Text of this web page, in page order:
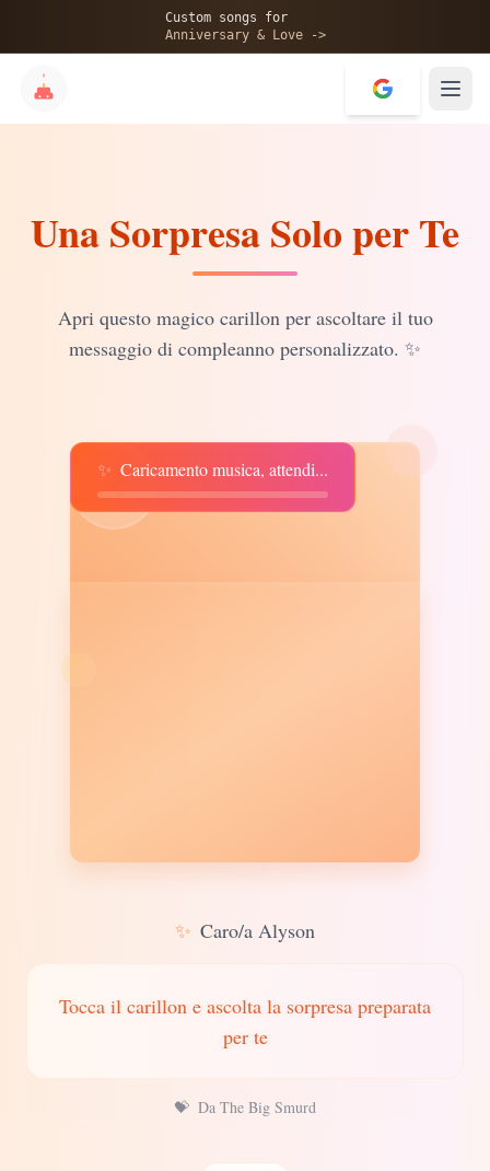
Custom songs for
Anniversary & Love ->
💝
Una Sorpresa Solo per Te
Apri questo magico carillon per ascoltare il tuo
messaggio di compleanno personalizzato. ✨
♫
✨ Caricamento musica, attendi...
✨ Caro/a Alyson
Tocca il carillon e ascolta la sorpresa preparata
per te
💝 Da The Big Smurd